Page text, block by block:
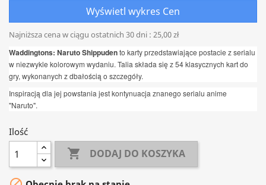
Wyświetl wykres Cen
Najniższa cena w ciągu ostatnich 30 dni : 25,00 zł
Waddingtons: Naruto Shippudento karty przedstawiające postacie z serialu
w niezwykle kolorowym wydaniu. Talia składa się z 54 klasycznych kart do
gry, wykonanych z dbałością o szczegóły.
Inspiracją dla jej powstania jest kontynuacja znanego serialu anime
"Naruto".
Ilość
 DODAJ DO KOSZYKA